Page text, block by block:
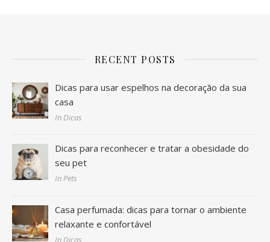
RECENT POSTS
Dicas para usar espelhos na decoração da sua
casa
In Dicas
Dicas para reconhecer e tratar a obesidade do
seu pet
In Pets
Casa perfumada: dicas para tornar o ambiente
relaxante e confortável
In Dicas